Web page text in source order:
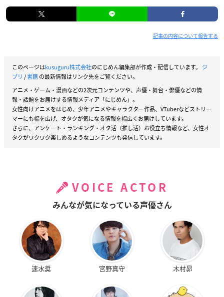
記事の内容について報告する
このページはkusuguru株式会社のにじめん編集部が作成・配信しています。 ジ
ブリ /書籍の最新情報はリンク先をご覧ください。
アニメ・ゲーム・漫画などの2次元コンテンツや、声優・舞台・俳優などの情
報・話題をお届けする情報メディア「にじめん」。
女性向けアニメをはじめ、少年アニメやキャラクター作品、VTuberなどストリー
マーにも幅を広げ、オタクが気になる情報を幅広くお届けしています。
さらに、アンケート・ランキング・オタ活（推し活）お役立ち情報など、女性オ
タクがワクワク楽しめるようなコンテンツも発信しています。
VOICE ACTOR
みんなが気になっている声優さん
速水奨 宮野真守 木村昴